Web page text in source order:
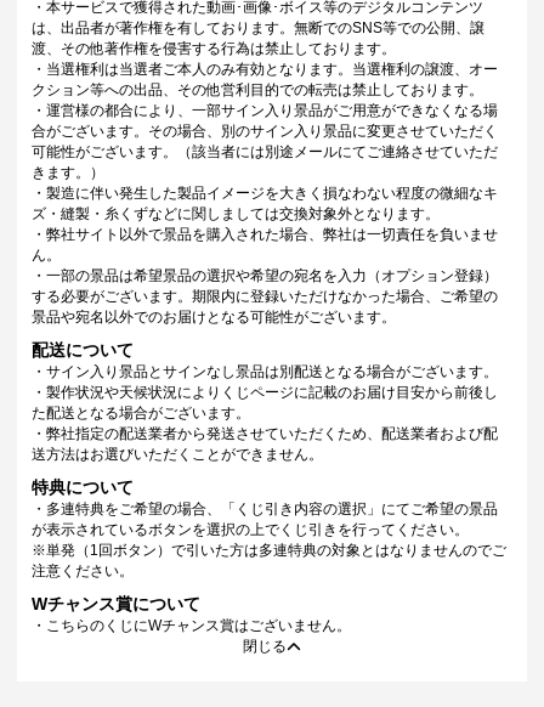
・本サービスで獲得された動画･画像･ボイス等のデジタルコンテンツ
は、出品者が著作権を有しております。無断でのSNS等での公開、譲
渡、その他著作権を侵害する行為は禁止しております。
・当選権利は当選者ご本人のみ有効となります。当選権利の譲渡、オー
クション等への出品、その他営利目的での転売は禁止しております。
・運営様の都合により、一部サイン入り景品がご用意ができなくなる場
合がございます。その場合、別のサイン入り景品に変更させていただく
可能性がございます。（該当者には別途メールにてご連絡させていただ
きます。）
・製造に伴い発生した製品イメージを大きく損なわない程度の微細なキ
ズ・縫製・糸くずなどに関しましては交換対象外となります。
・弊社サイト以外で景品を購入された場合、弊社は一切責任を負いませ
ん。
・一部の景品は希望景品の選択や希望の宛名を入力（オプション登録）
する必要がございます。期限内に登録いただけなかった場合、ご希望の
景品や宛名以外でのお届けとなる可能性がございます。
配送について
・サイン入り景品とサインなし景品は別配送となる場合がございます。
・製作状況や天候状況によりくじページに記載のお届け目安から前後し
た配送となる場合がございます。
・弊社指定の配送業者から発送させていただくため、配送業者および配
送方法はお選びいただくことができません。
特典について
・多連特典をご希望の場合、「くじ引き内容の選択」にてご希望の景品
が表示されているボタンを選択の上でくじ引きを行ってください。
※単発（1回ボタン）で引いた方は多連特典の対象とはなりませんのでご
注意ください。
Wチャンス賞について
・こちらのくじにWチャンス賞はございません。
閉じる